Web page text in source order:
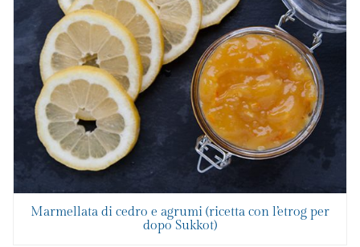
Marmellata di cedro e agrumi (ricetta con l’etrog per
dopo Sukkot)